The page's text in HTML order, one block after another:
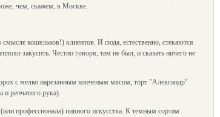
чем, скажем, в Москве.
кошельков!) клиентов. И сюда, естественно, стекаются
закусить. Честно говоря, там не был, и сказать ничего не
с мелко нарезанным копченым мясом, торт "Александр"
и репчатого рука).
профессионала) пивного искусства. К темным сортам